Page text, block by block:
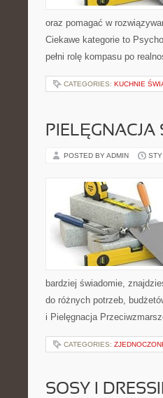
oraz pomagać w
Ciekawe kategorie to
pełni rolę kompasu po
CATEGORIES: KUCHNIE
POSTED BY ADMIN
bardziej świadomie,
do różnych potrzeb,
i Pielęgnacja
CATEGORIES:
SOSY I